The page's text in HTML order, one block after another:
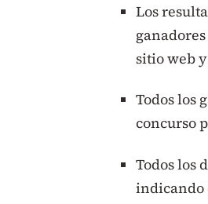
Los
sitio web
Todos los
concurso
Todos los
indicando